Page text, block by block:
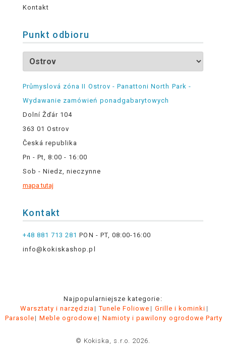
Kontakt
Punkt odbioru
Průmyslová zóna II Ostrov - Panattoni North Park -
Wydawanie zamówień ponadgabarytowych
Dolní Žďár 104
363 01 Ostrov
Česká republika
Pn - Pt, 8:00 - 16:00
Sob - Niedz, nieczynne
mapa tutaj
Kontakt
+48 881 713 281 PON - PT, 08:00-16:00
info@kokiskashop.pl
Najpopularniejsze kategorie:
Warsztaty i narzędzia
Tunele Foliowe
Grille i kominki
Parasole
Meble ogrodowe Namioty i pawilony ogrodowe Party
© Kokiska, s.r.o. 2026.